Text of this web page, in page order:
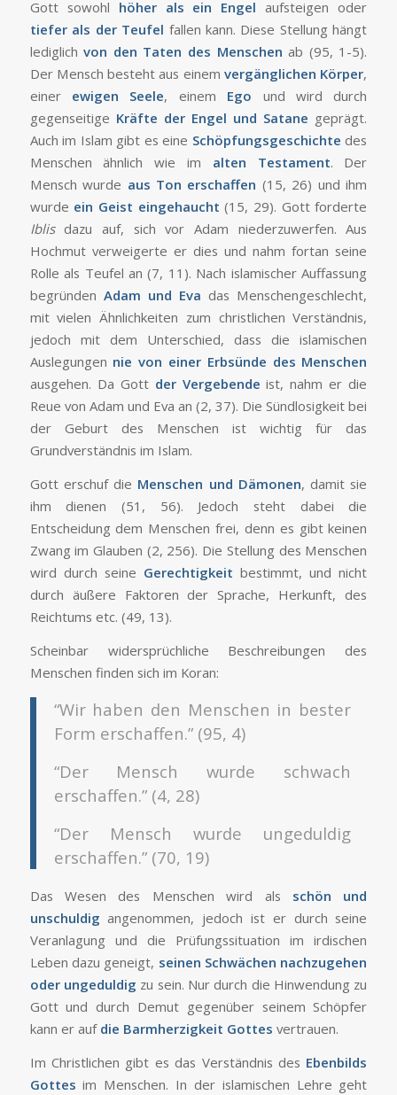
Gott sowohl höher als ein Engel aufsteigen oder
tiefer als der Teufel fallen kann. Diese Stellung hängt
lediglichvon den Taten des Menschen ab (95, 1-5).
Der Mensch besteht aus einemvergänglichen Körper,
einer ewigen Seele, einem Ego und wird durch
gegenseitige Kräfte der Engel und Satane geprägt.
Auch im Islam gibt es eine Schöpfungsgeschichte des
Menschen ähnlich wie im alten Testament. Der
Mensch wurde aus Ton erschaffen (15, 26) und ihm
wurde ein Geist eingehaucht (15, 29). Gott forderte
Iblisdazu auf, sich vor Adam niederzuwerfen. Aus
Hochmut verweigerte er dies und nahm fortan seine
Rolle als Teufel an (7, 11). Nach islamischer Auffassung
begründen Adam und Eva das Menschengeschlecht,
mit vielen Ähnlichkeiten zum christlichen Verständnis,
jedoch mit dem Unterschied, dass die islamischen
Auslegungen nie von einer Erbsünde des Menschen
ausgehen. Da Gott der Vergebende ist, nahm er die
Reue von Adam und Eva an (2, 37). Die Sündlosigkeit bei
der Geburt des Menschen ist wichtig für das
Grundverständnis im Islam.
Gott erschuf die Menschen und Dämonen, damit sie
ihm dienen (51, 56). Jedoch steht dabei die
Entscheidung dem Menschen frei, denn es gibt keinen
Zwang im Glauben (2, 256). Die Stellung des Menschen
wird durch seine Gerechtigkeit bestimmt, und nicht
durch äußere Faktoren der Sprache, Herkunft, des
Reichtums etc. (49, 13).
Scheinbar widersprüchliche Beschreibungen des
Menschen finden sich im Koran:
“Wir haben den Menschen in bester
Form erschaffen.” (95, 4)
“Der Mensch wurde schwach
erschaffen.” (4, 28)
“Der Mensch wurde ungeduldig
erschaffen.” (70, 19)
Das Wesen des Menschen wird als schön und
unschuldig angenommen, jedoch ist er durch seine
Veranlagung und die Prüfungssituation im irdischen
Leben dazu geneigt, seinen Schwächen nachzugehen
oder ungeduldig zu sein. Nur durch die Hinwendung zu
Gott und durch Demut gegenüber seinem Schöpfer
kann er auf die Barmherzigkeit Gottes vertrauen.
Im Christlichen gibt es das Verständnis des Ebenbilds
Gottes im Menschen. In der islamischen Lehre geht